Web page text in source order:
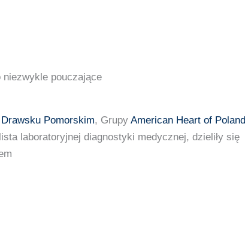
niezwykle pouczające
Pomorskim, Grupy American Heart of Poland
laboratoryjnej diagnostyki medycznej, dzieliły się